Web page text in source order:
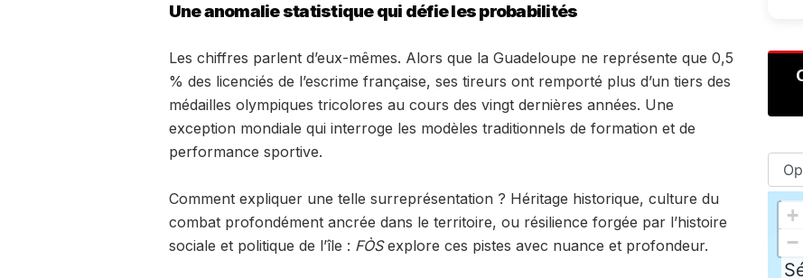
Une anomalie statistique qui défie les probabilités
Les chiffres parlent d’eux-mêmes. Alors que la Guadeloupe ne représente que 0,5
% des licenciés de l’escrime française, ses tireurs ont remporté plus d’un tiers des
médailles olympiques tricolores au cours des vingt dernières années. Une
exception mondiale qui interroge les modèles traditionnels de formation et de
performance sportive.
Comment expliquer une telle surreprésentation ? Héritage historique, culture du
combat profondément ancrée dans le territoire, ou résilience forgée par l’histoire
sociale et politique de l’île : FÒSexplore ces pistes avec nuance et profondeur.